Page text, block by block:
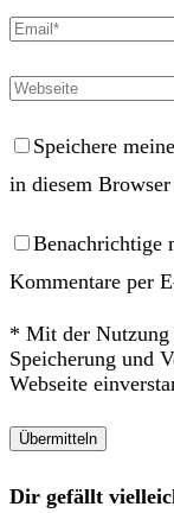
Speichere
in diesem
Benachrichtige
Kommentare per
* Mit der Nutzung
Speicherung und
Webseite
Dir gefällt